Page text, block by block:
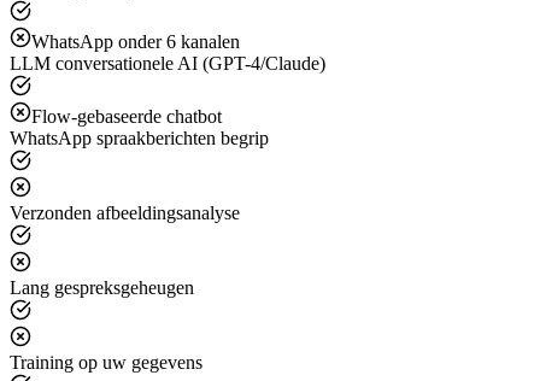
WhatsApp onder 6 kanalen
LLM conversationele AI (GPT-4/Claude)
Flow-gebaseerde chatbot
WhatsApp spraakberichten begrip
Verzonden afbeeldingsanalyse
Lang gespreksgeheugen
Training op uw gegevens